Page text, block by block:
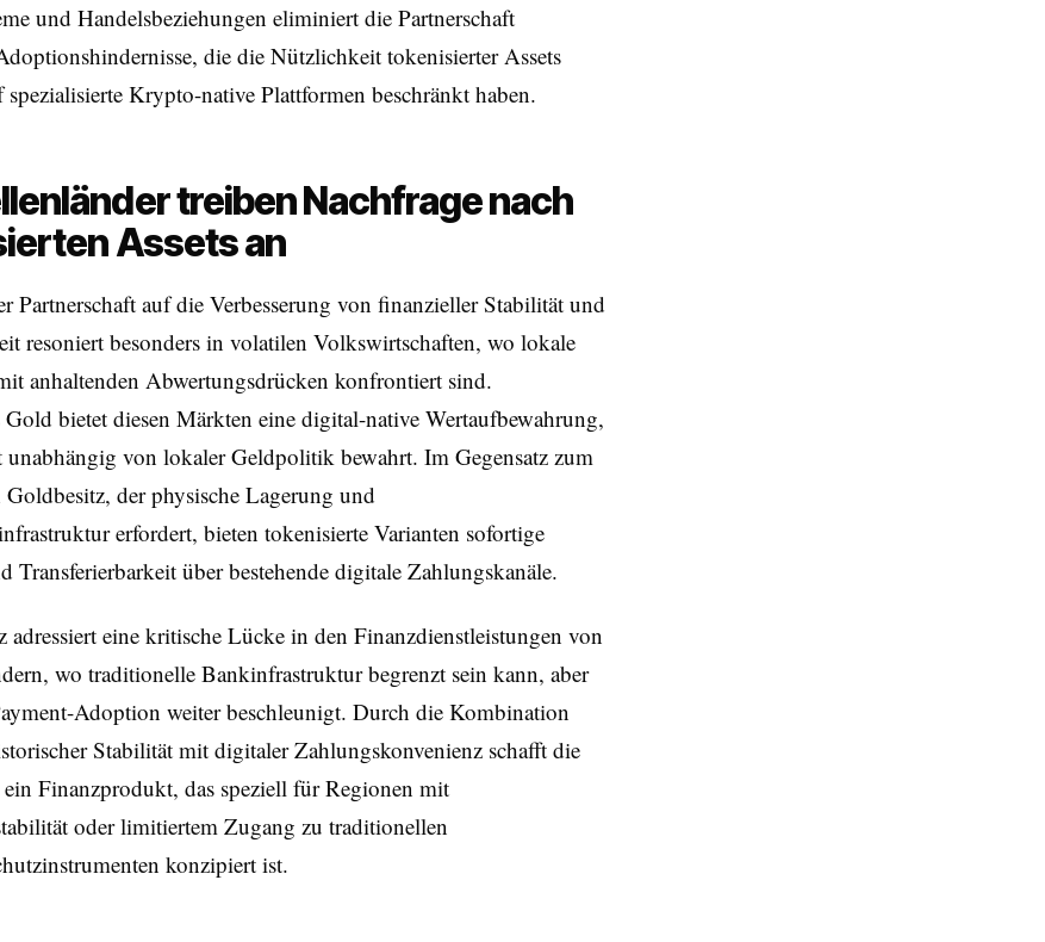
und Handelsbeziehungen eliminiert die Partnerschaft
die die Nützlichkeit tokenisierter Assets
Krypto-native Plattformen beschränkt haben.
treiben Nachfrage nach
Assets an
Partnerschaft auf die Verbesserung von finanzieller Stabilität und
resoniert besonders in volatilen Volkswirtschaften, wo lokale
anhaltenden Abwertungsdrücken konfrontiert sind.
Gold bietet diesen Märkten eine digital-native Wertaufbewahrung,
von lokaler Geldpolitik bewahrt. Im Gegensatz zum
der physische Lagerung und
erfordert, bieten tokenisierte Varianten sofortige
Transferierbarkeit über bestehende digitale Zahlungskanäle.
adressiert eine kritische Lücke in den Finanzdienstleistungen von
wo traditionelle Bankinfrastruktur begrenzt sein kann, aber
Adoption weiter beschleunigt. Durch die Kombination
Stabilität mit digitaler Zahlungskonvenienz schafft die
ein Finanzprodukt, das speziell für Regionen mit
oder limitiertem Zugang zu traditionellen
konzipiert ist.